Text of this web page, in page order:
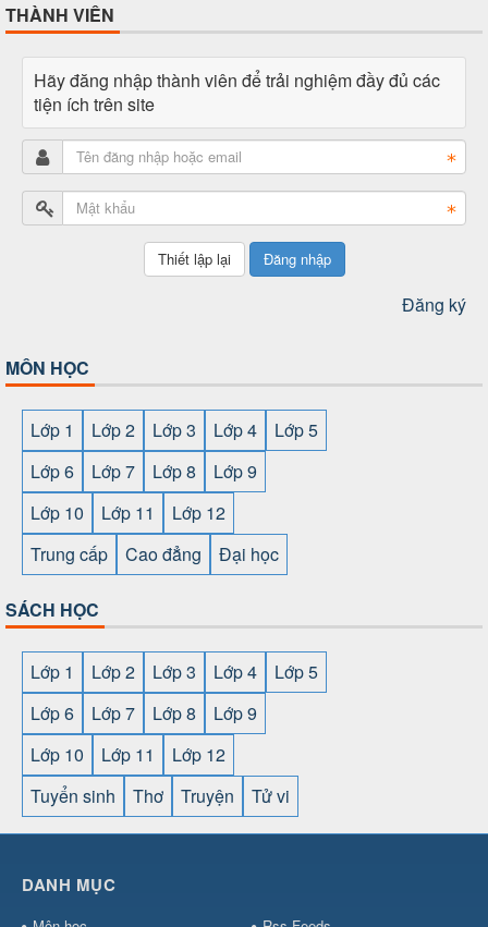
THÀNH VIÊN
Hãy đăng nhập thành viên để trải nghiệm đầy đủ các
tiện ích trên site
Đăng nhập
Đăng ký
MÔN HỌC
Lớp 1 Lớp 2 Lớp 3 Lớp 4
Lớp 5
Lớp 6
Lớp 7 Lớp 8
Lớp 9
Lớp 10
Lớp 11
Lớp 12
Trung cấp
Cao đẳng Đại học
SÁCH HỌC
Lớp 1 Lớp 2 Lớp 3 Lớp 4
Lớp 5
Lớp 6
Lớp 7 Lớp 8
Lớp 9
Lớp 10
Lớp 11
Lớp 12
Tuyển sinh
Thơ Truyện Tử vi
cái OPEN88⇔
⇔https://gameb52a.club/ https://taixiuonl.com/
DANH MỤC